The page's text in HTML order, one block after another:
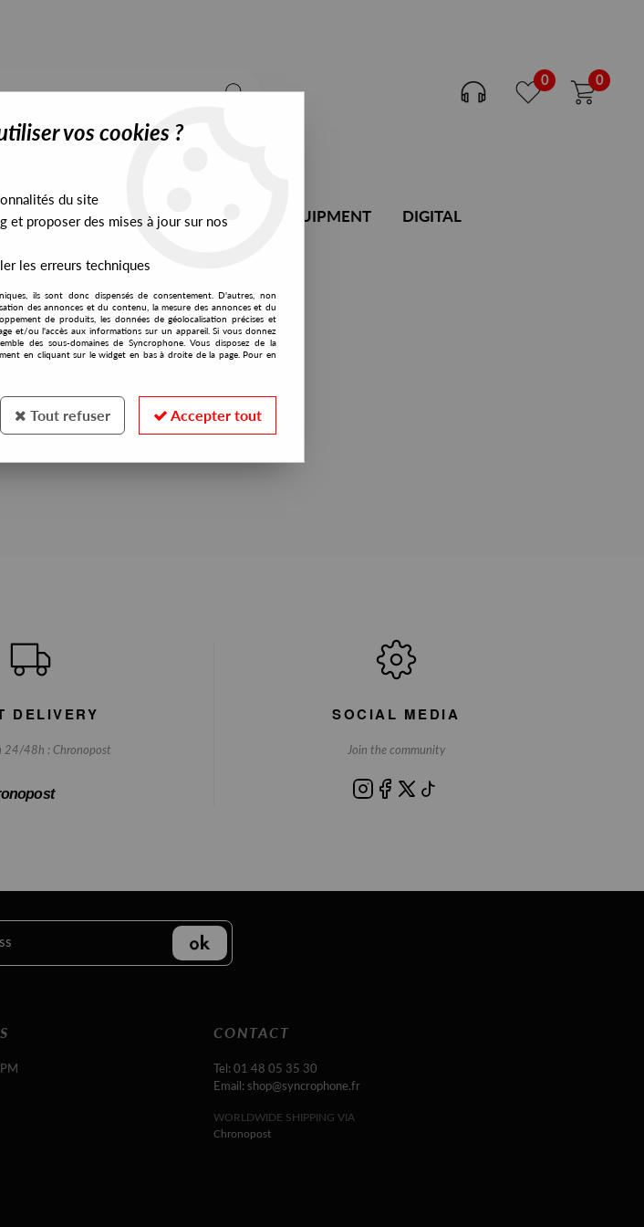
0 0
PRESALES EXCLUSIVES DJ EQUIPMENT DIGITAL
DELIVERY
24/48h : Chronopost
SOCIAL MEDIA
Join the community
CONTACT
Tel: 01 48 05 35 30
Email: shop@syncrophone.fr
WORLDWIDE SHIPPING VIA
Chronopost
vos cookies ?
du site
et proposer des mises à jour sur nos
les erreurs techniques
ils sont donc dispensés de consentement. D'autres, non
des annonces et du contenu, la mesure des annonces et du
de produits, les données de géolocalisation précises et
et/ou l'accès aux informations sur un appareil. Si vous donnez
des sous-domaines de Syncrophone. Vous disposez de la
en cliquant sur le widget en bas à droite de la page. Pour en
Tout refuser Accepter tout